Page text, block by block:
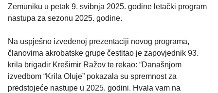
Zemuniku u petak 9. svibnja 2025. godine letački program
nastupa za sezonu 2025. godine.
Na uspješno izvedenoj prezentaciji novog programa,
članovima akrobatske grupe čestitao je zapovjednik 93.
krila brigadir Krešimir Ražov te rekao: “Današnjom
izvedbom “Krila Oluje” pokazala su spremnost za
predstojeće nastupe u 2025. godini. Hvala vam na